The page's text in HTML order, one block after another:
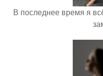
В последнее время я